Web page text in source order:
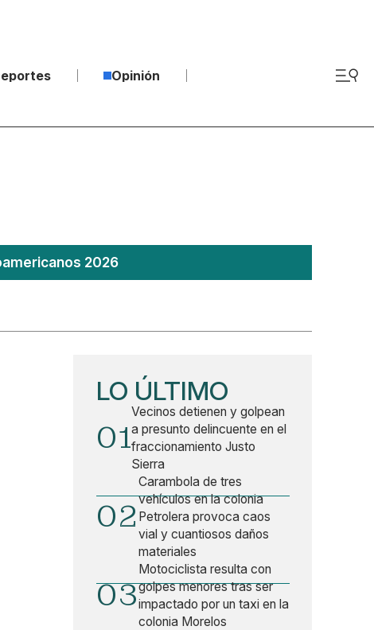
Opinión
2026
LO ÚLTIMO
01
Vecinos detienen y golpean
a presunto delincuente en el
fraccionamiento Justo
Sierra
02
Carambola de tres
vehículos en la colonia
Petrolera provoca caos
vial y cuantiosos daños
materiales
03
Motociclista resulta con
golpes menores tras ser
impactado por un taxi en la
colonia Morelos